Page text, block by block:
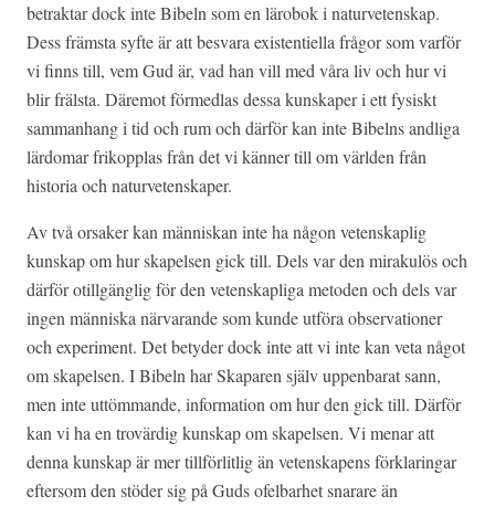
betraktar dock inte Bibeln som en lärobok i naturvetenskap.
Dess främsta syfte är att besvara existentiella frågor som varför
vi finns till, vem Gud är, vad han vill med våra liv och hur vi
blir frälsta. Däremot förmedlas dessa kunskaper i ett fysiskt
sammanhang i tid och rum och därför kan inte Bibelns andliga
lärdomar frikopplas från det vi känner till om världen från
historia och naturvetenskaper.
Av två orsaker kan människan inte ha någon vetenskaplig
kunskap om hur skapelsen gick till. Dels var den mirakulös och
därför otillgänglig för den vetenskapliga metoden och dels var
ingen människa närvarande som kunde utföra observationer
och experiment. Det betyder dock inte att vi inte kan veta något
om skapelsen. I Bibeln har Skaparen själv uppenbarat sann,
men inte uttömmande, information om hur den gick till. Därför
kan vi ha en trovärdig kunskap om skapelsen. Vi menar att
denna kunskap är mer tillförlitlig än vetenskapens förklaringar
eftersom den stöder sig på Guds ofelbarhet snarare än